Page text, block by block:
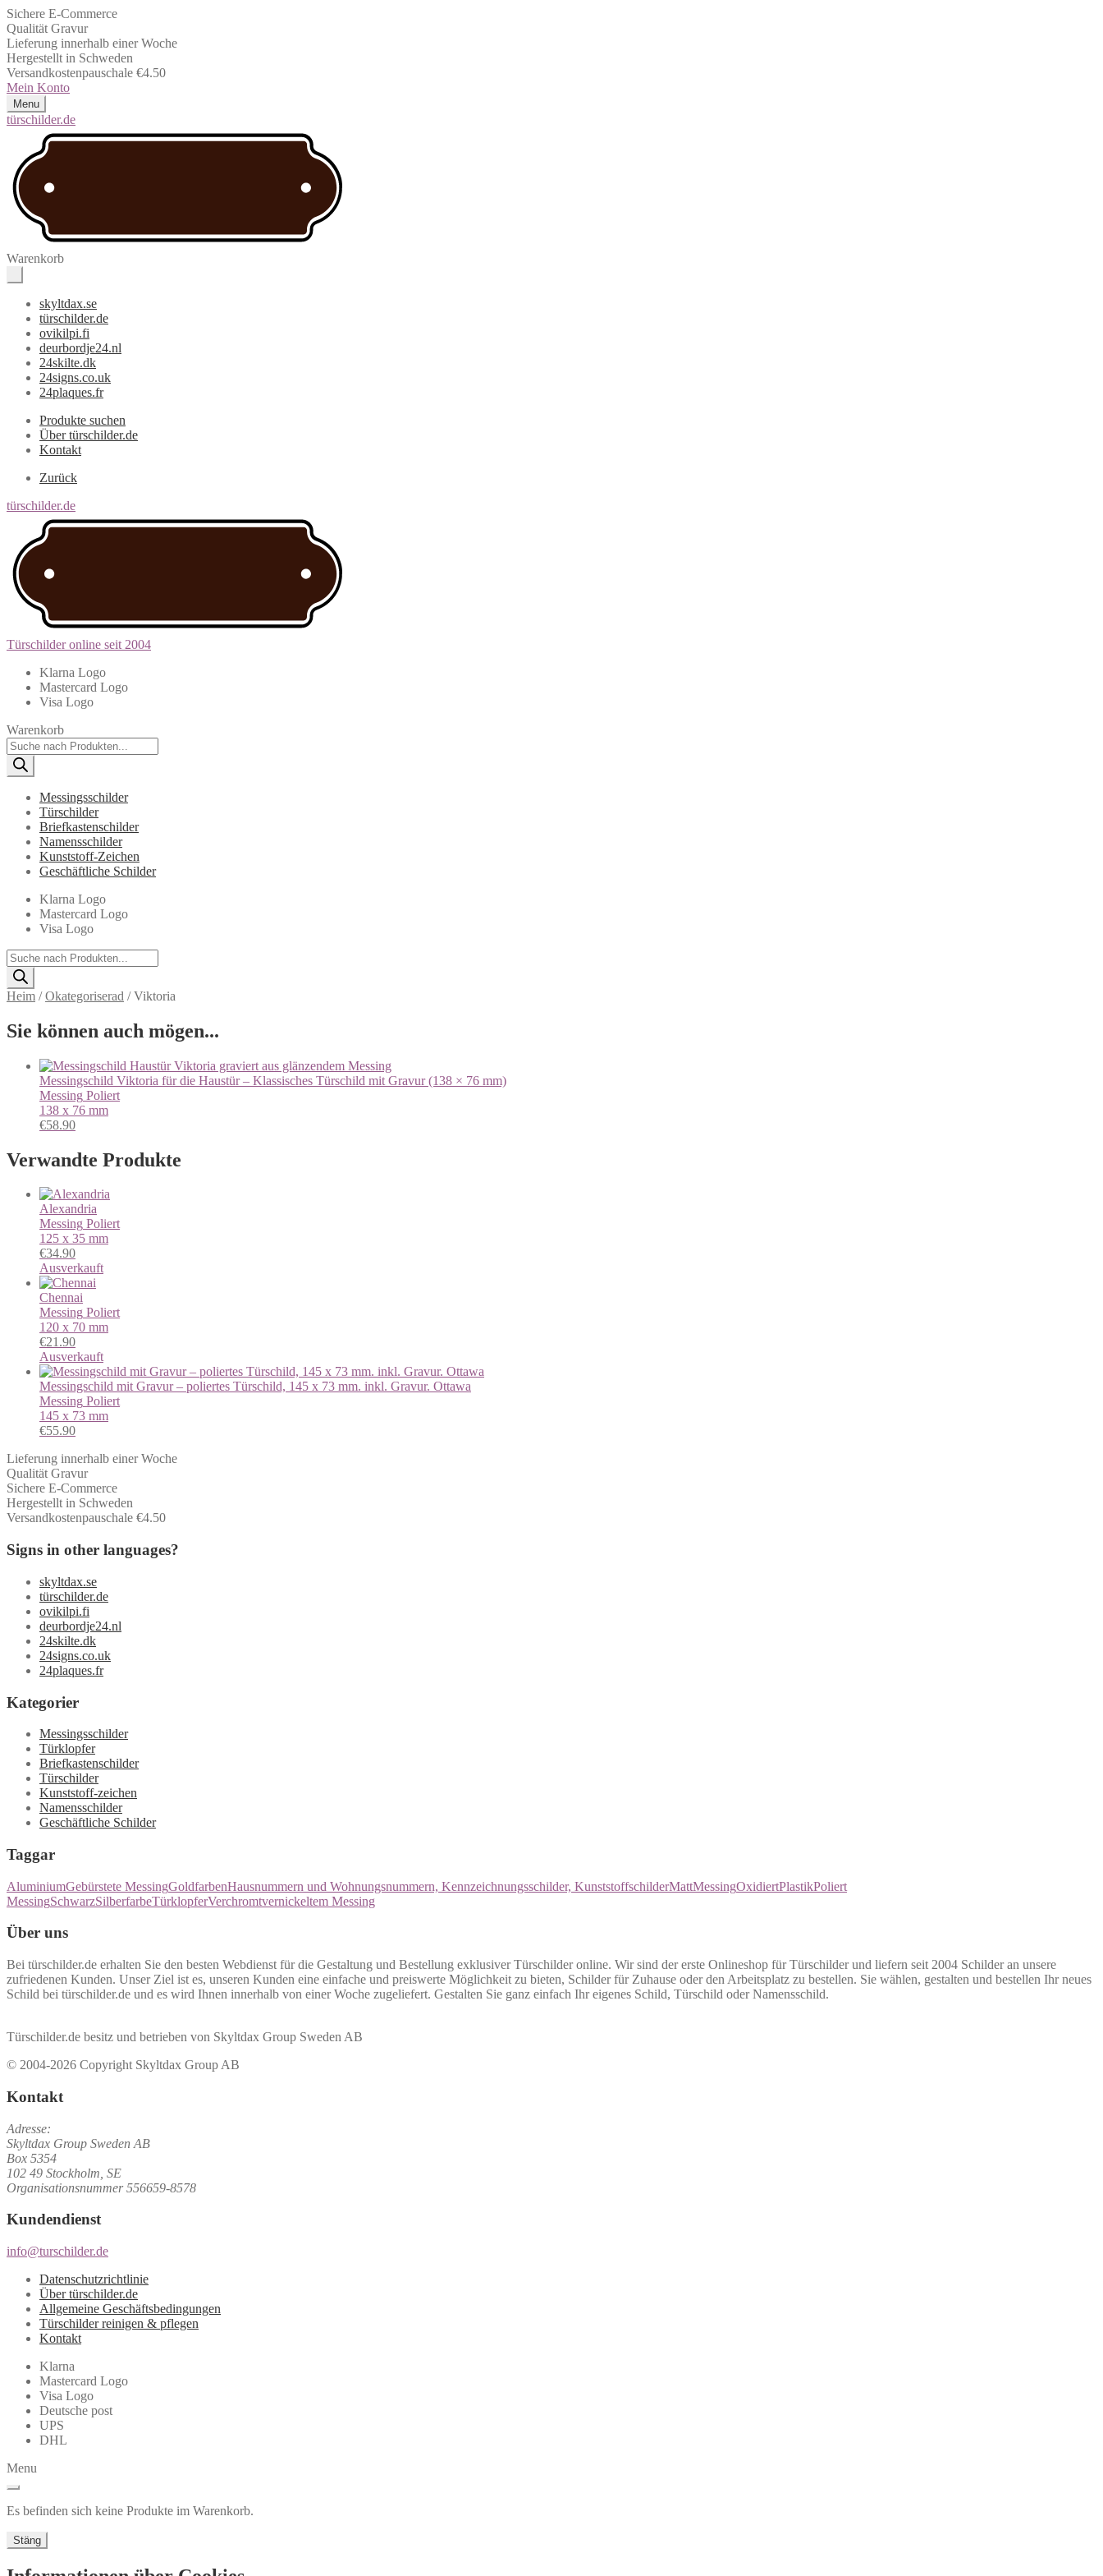
Sichere E-Commerce
Qualität Gravur
Lieferung innerhalb einer Woche
Hergestellt in Schweden
Versandkostenpauschale €4.50
Mein Konto
Menu
türschilder.de
Warenkorb
skyltdax.se
türschilder.de
ovikilpi.fi
deurbordje24.nl
24skilte.dk
24signs.co.uk
24plaques.fr
Produkte suchen
Über türschilder.de
Kontakt
Zurück
türschilder.de
Türschilder online seit 2004
Klarna Logo
Mastercard Logo
Visa Logo
Warenkorb
Products
search
Messingsschilder
Türschilder
Briefkastenschilder
Namensschilder
Kunststoff-Zeichen
Geschäftliche Schilder
Klarna Logo
Mastercard Logo
Visa Logo
Products
search
Heim /Okategoriserad /Viktoria
Sie können auch mögen...
Messingschild Viktoria für die Haustür – Klassisches Türschild mit Gravur (138 × 76 mm)
Messing Poliert
138 x 76 mm
€58.90
Verwandte Produkte
Alexandria
Messing Poliert
125 x 35 mm
€34.90
Ausverkauft
Chennai
Messing Poliert
120 x 70 mm
€21.90
Ausverkauft
Messingschild mit Gravur – poliertes Türschild, 145 x 73 mm. inkl. Gravur. Ottawa
Messing Poliert
145 x 73 mm
€55.90
Lieferung innerhalb einer Woche
Qualität Gravur
Sichere E-Commerce
Hergestellt in Schweden
Versandkostenpauschale €4.50
Signs in other languages?
skyltdax.se
türschilder.de
ovikilpi.fi
deurbordje24.nl
24skilte.dk
24signs.co.uk
24plaques.fr
Kategorier
Messingsschilder
Türklopfer
Briefkastenschilder
Türschilder
Kunststoff-zeichen
Namensschilder
Geschäftliche Schilder
Taggar
AluminiumGebürstete MessingGoldfarbenHausnummern und Wohnungsnummern, Kennzeichnungsschilder, KunststoffschilderMattMessingOxidiertPlastikPoliert
MessingSchwarzSilberfarbeTürklopferVerchromtvernickeltem Messing
Über uns
Bei türschilder.de erhalten Sie den besten Webdienst für die Gestaltung und Bestellung exklusiver Türschilder online. Wir sind der erste Onlineshop für Türschilder und liefern seit 2004 Schilder an unsere
zufriedenen Kunden. Unser Ziel ist es, unseren Kunden eine einfache und preiswerte Möglichkeit zu bieten, Schilder für Zuhause oder den Arbeitsplatz zu bestellen. Sie wählen, gestalten und bestellen Ihr neues
Schild bei türschilder.de und es wird Ihnen innerhalb von einer Woche zugeliefert. Gestalten Sie ganz einfach Ihr eigenes Schild, Türschild oder Namensschild.
Türschilder.de besitz und betrieben von Skyltdax Group Sweden AB
© 2004-2026 Copyright Skyltdax Group AB
Kontakt
Adresse:
Skyltdax Group Sweden AB
Box 5354
102 49 Stockholm, SE
Organisationsnummer 556659-8578
Kundendienst
info@turschilder.de
Datenschutzrichtlinie
Über türschilder.de
Allgemeine Geschäftsbedingungen
Türschilder reinigen & pflegen
Kontakt
Klarna
Mastercard Logo
Visa Logo
Deutsche post
UPS
DHL
Menu
Es befinden sich keine Produkte im Warenkorb.
Stäng